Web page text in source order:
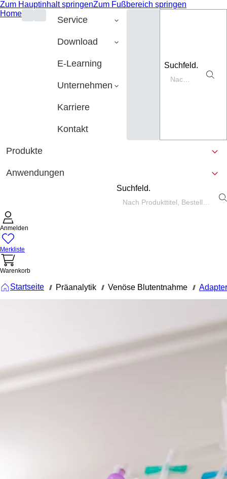
Zum Hauptinhalt springenZum Fußbereich springen
Home
Service
Download
E-Learning
Unternehmen
Karriere
Kontakt
Suchfeld.
Produkte
Anwendungen
Suchfeld.
Anmelden
Merkliste
Warenkorb
Startseite /// Präanalytik /// Venöse Blutentnahme /// Adapter